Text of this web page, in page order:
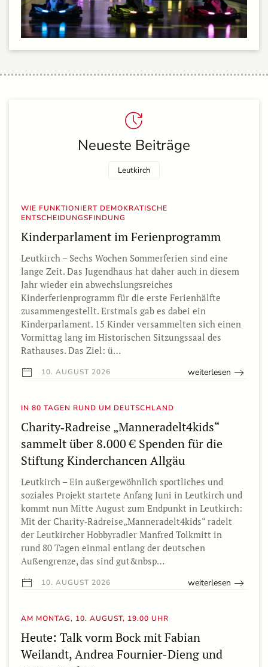
Neueste Beiträge
Leutkirch
WIE FUNKTIONIERT DEMOKRATISCHE
ENTSCHEIDUNGSFINDUNG
Kinderparlament im Ferienprogramm
Leutkirch – Sechs Wochen Sommerferien sind eine
lange Zeit. Das Jugendhaus hat daher auch in diesem
Jahr wieder ein abwechslungsreiches
Kinderferienprogramm für die erste Ferienhälfte
zusammengestellt. Erstmals gab es dabei ein
Kinderparlament. 15 Kinder versammelten sich einen
Vormittag lang im Historischen Sitzungssaal des
Rathauses. Das Ziel: ü…
10. AUGUST 2026 weiterlesen
IN 80 TAGEN RUND UM DEUTSCHLAND
Charity‑Radreise „Manneradelt4kids“
sammelt über 8.000 € Spenden für die
Stiftung Kinderchancen Allgäu
Leutkirch – Ein außergewöhnlich sportliches und
soziales Projekt startete Anfang Juni in Leutkirch und
kommt nun Mitte August zum Endpunkt in Leutkirch:
Mit der Charity‑Radreise„Manneradelt4kids“ radelt
der Leutkircher Hobbyradler Manfred Tolkmitt in
rund 80 Tagen einmal entlang der deutschen
Außengrenze, das sind gut&nbsp…
10. AUGUST 2026 weiterlesen
AM MONTAG, 10. AUGUST, 19.00 UHR
Heute: Talk vorm Bock mit Fabian
Weilandt, Andrea Fournier-Dieng und